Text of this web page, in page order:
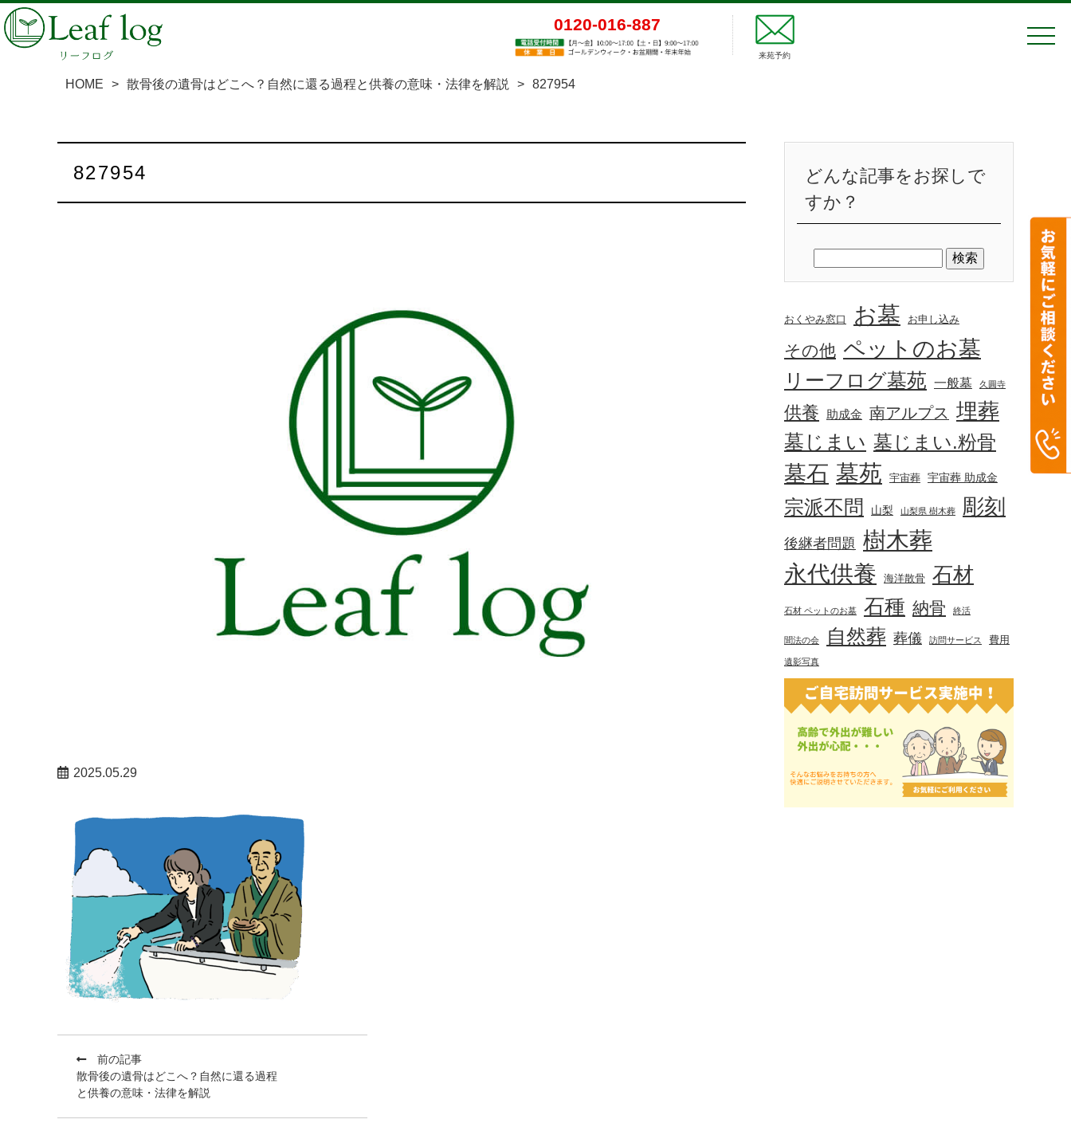
0120-016-887
来苑予約
HOME > 散骨後の遺骨はどこへ？自然に還る過程と供養の意味・法律を解説 > 827954
827954
2025.05.29
前の記事
散骨後の遺骨はどこへ？自然に還る過程
と供養の意味・法律を解説
どんな記事をお探しで
すか？
おくやみ窓口 お墓 お申し込み
その他 ペットのお墓
リーフログ墓苑 一般墓 久圓寺
供養 助成金 南アルプス 埋葬
墓じまい 墓じまい.粉骨
墓石 墓苑 宇宙葬 宇宙葬 助成金
宗派不問 山梨 山梨県 樹木葬 彫刻
後継者問題 樹木葬
永代供養 海洋散骨 石材
石材 ペットのお墓 石種 納骨 終活
聞法の会 自然葬 葬儀 訪問サービス 費用
遺影写真